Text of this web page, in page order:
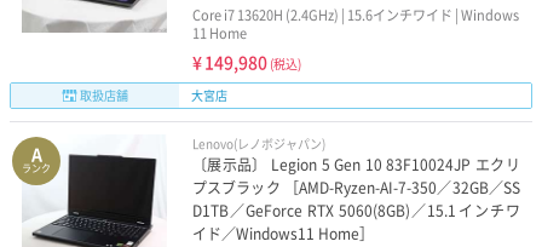
Core i7 13620H (2.4GHz) | 15.6インチワイド | Windows
11 Home
¥149,980 (税込)
取扱店舗
大宮店
A
ランク
Lenovo(レノボジャパン)
〔展示品〕 Legion 5 Gen 10 83F10024JP エクリ
プスブラック ［AMD-Ryzen-AI-7-350／32GB／SS
D1TB／GeForce RTX 5060(8GB)／15.1インチワ
イド／Windows11 Home］